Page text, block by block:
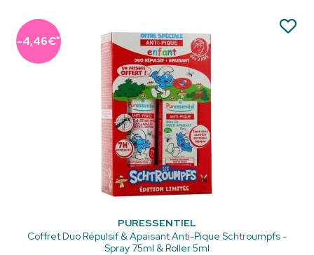
-4,46€*
PURESSENTIEL
Coffret Duo Répulsif & Apaisant Anti-Pique Schtroumpfs -
Spray 75ml & Roller 5ml